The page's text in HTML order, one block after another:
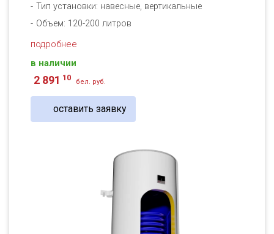
Тип установки: навесные, вертикальные
Объем: 120-200 литров
подробнее
в наличии
2 891 10 бел. руб.
оставить заявку